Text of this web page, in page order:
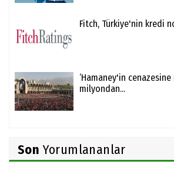
Fitch, Türkiye'nin kredi
‘Hamaney'in
milyondan...
Son Yorumlananlar